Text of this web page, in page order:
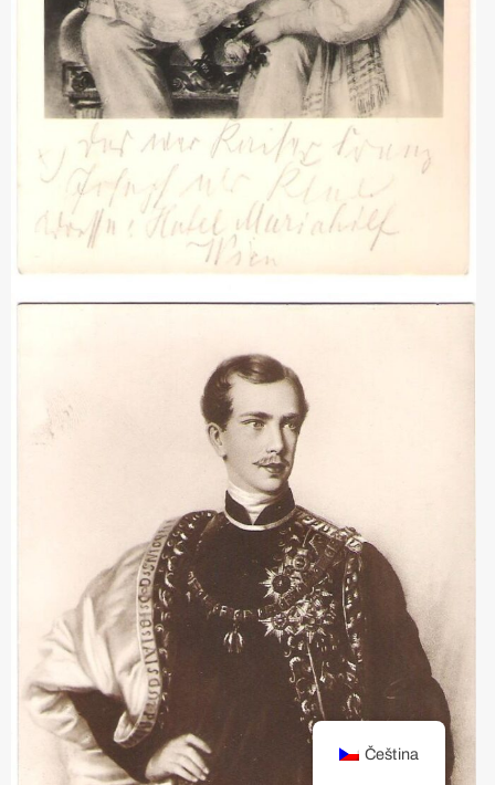
Čeština